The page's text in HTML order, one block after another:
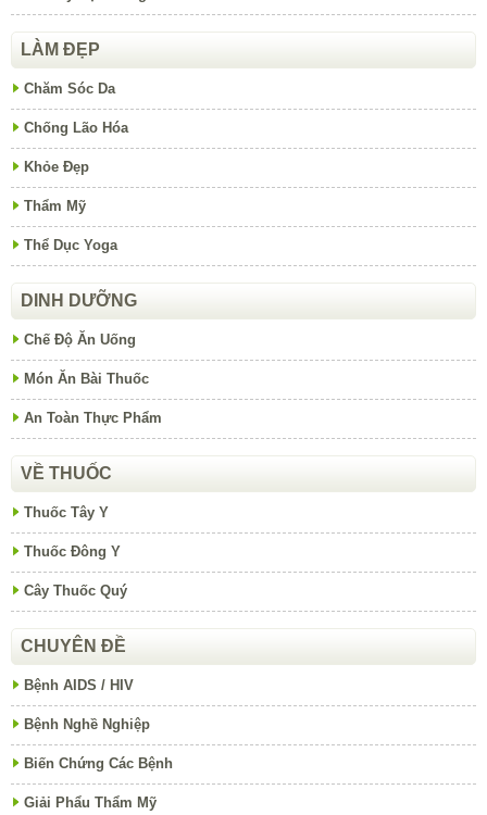
LÀM ĐẸP
Chăm Sóc Da
Chống Lão Hóa
Khỏe Đẹp
Thẩm Mỹ
Thể Dục Yoga
DINH DƯỠNG
Chế Độ Ăn Uống
Món Ăn Bài Thuốc
An Toàn Thực Phẩm
VỀ THUỐC
Thuốc Tây Y
Thuốc Đông Y
Cây Thuốc Quý
CHUYÊN ĐỀ
Bệnh AIDS / HIV
Bệnh Nghề Nghiệp
Biến Chứng Các Bệnh
Giải Phẩu Thẩm Mỹ